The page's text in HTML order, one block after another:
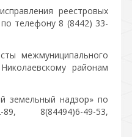
реестровых
телефону 8 (8442) 33-
межмуниципального
районам
земельный надзор» по
8(84494)6-49-53,